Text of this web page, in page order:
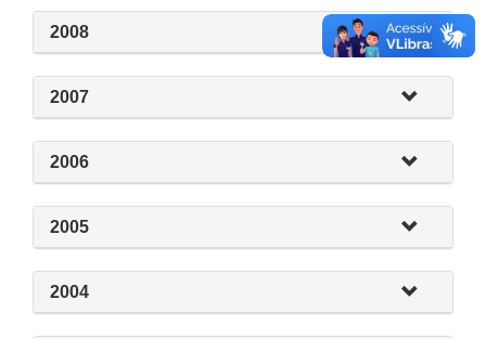
2008
2007
2006
2005
2004